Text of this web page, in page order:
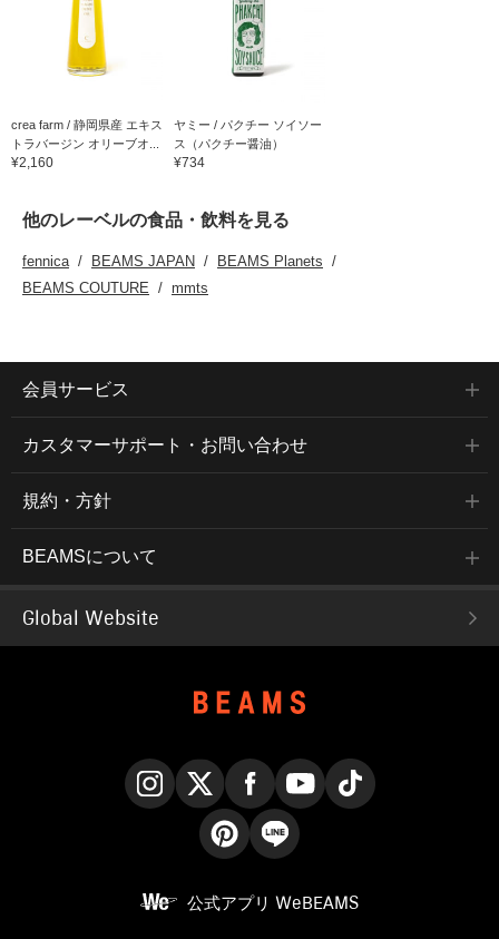
crea farm / 静岡県産 エキス
トラバージン オリーブオ...
¥2,160
ヤミー / パクチー ソイソー
ス（パクチー醤油）
¥734
他のレーベルの食品・飲料を見る
fennica BEAMS JAPAN
BEAMS Planets
BEAMS COUTURE
mmts
会員サービス
カスタマーサポート・お問い合わせ
規約・方針
BEAMSについて
Global Website
公式アプリ WeBEAMS